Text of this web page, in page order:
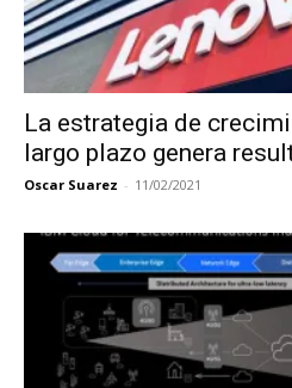
La estrategia de
largo plazo genera
Oscar Suarez - 11/02/2021